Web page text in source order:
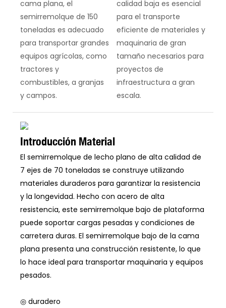
cama plana, el
semirremolque de 150
toneladas es adecuado
para transportar grandes
equipos agrícolas, como
tractores y
combustibles, a granjas
y campos.
calidad baja es esencial
para el transporte
eficiente de materiales y
maquinaria de gran
tamaño necesarios para
proyectos de
infraestructura a gran
escala.
Introducción Material
El semirremolque de lecho plano de alta calidad de
7 ejes de 70 toneladas se construye utilizando
materiales duraderos para garantizar la resistencia
y la longevidad. Hecho con acero de alta
resistencia, este semirremolque bajo de plataforma
puede soportar cargas pesadas y condiciones de
carretera duras. El semirremolque bajo de la cama
plana presenta una construcción resistente, lo que
lo hace ideal para transportar maquinaria y equipos
pesados.
◎ duradero